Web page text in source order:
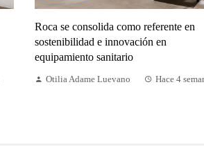
Roca se consolida como referente en
sostenibilidad e innovación en
equipamiento sanitario
Otilia Adame Luevano Hace 4